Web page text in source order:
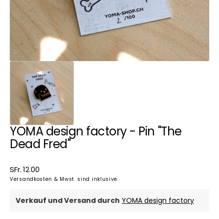
YOMA design factory - Pin "The
Dead Fred"
Normaler
Preis
SFr. 12.00
Versandkosten & Mwst. sind inklusive.
Verkauf und Versand durch YOMA design factory